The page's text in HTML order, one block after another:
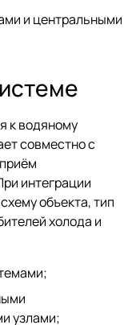
и центральными
к водяному
совместно с
интеграции
объекта, тип
холода и
узлами;